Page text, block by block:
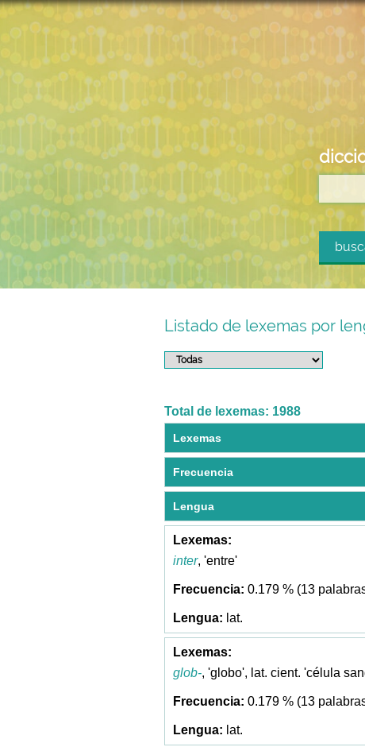
Listado de lexemas por
Total de lexemas: 1988
Lexemas
Frecuencia
Lengua
inter, 'entre'
0.179 % (13
lat.
glob-, 'globo', lat. cient. 'célula
0.179 % (13
lat.